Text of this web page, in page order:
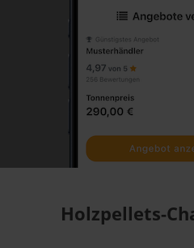
Holzpellets-